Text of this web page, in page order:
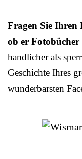
Fragen Sie Ihren
ob er
handlicher als
Geschichte Ihres
wunderbarsten